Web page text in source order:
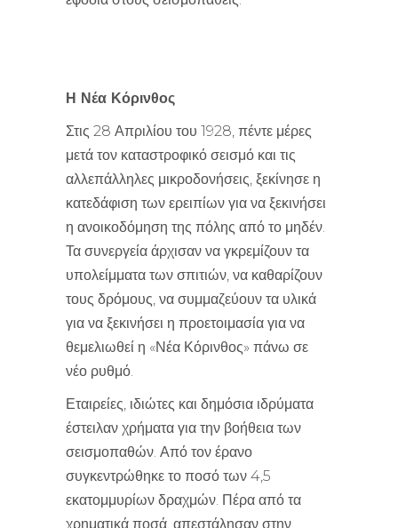
Η Νέα Κόρινθος
Στις 28 Απριλίου του 1928, πέντε μέρες
μετά τον καταστροφικό σεισμό και τις
αλλεπάλληλες μικροδονήσεις, ξεκίνησε η
κατεδάφιση των ερειπίων για να ξεκινήσει
η ανοικοδόμηση της πόλης από το μηδέν.
Τα συνεργεία άρχισαν να γκρεμίζουν τα
υπολείμματα των σπιτιών, να καθαρίζουν
τους δρόμους, να συμμαζεύουν τα υλικά
για να ξεκινήσει η προετοιμασία για να
θεμελιωθεί η «Νέα Κόρινθος» πάνω σε
νέο ρυθμό.
Εταιρείες, ιδιώτες και δημόσια ιδρύματα
έστειλαν χρήματα για την βοήθεια των
σεισμοπαθών. Από τον έρανο
συγκεντρώθηκε το ποσό των 4,5
εκατομμυρίων δραχμών. Πέρα από τα
χρηματικά ποσά, απεστάλησαν στην